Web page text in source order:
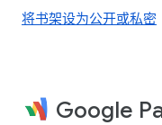
将书架设为公开或私密
Google